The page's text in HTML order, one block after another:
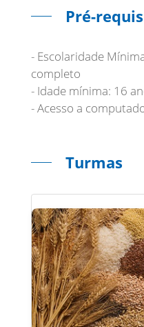
Pré-
- Escolaridade
completo
- Idade mínima: 16
- Acesso a
Turmas